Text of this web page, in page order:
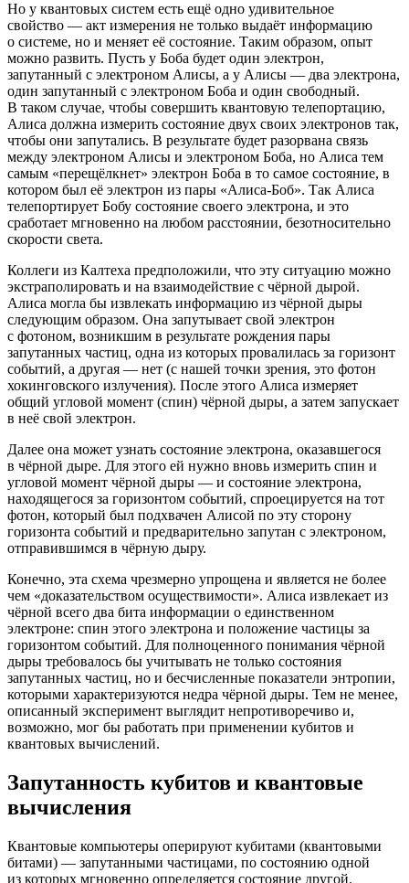
Но у квантовых систем есть ещё одно удивительное
свойство — акт измерения не только выдаёт информацию
о системе, но и меняет её состояние. Таким образом, опыт
можно развить. Пусть у Боба будет один электрон,
запутанный с электроном Алисы, а у Алисы — два электрона,
один запутанный с электроном Боба и один свободный.
В таком случае, чтобы совершить квантовую телепортацию,
Алиса должна измерить состояние двух своих электронов так,
чтобы они запутались. В результате будет разорвана связь
между электроном Алисы и электроном Боба, но Алиса тем
самым «перещёлкнет» электрон Боба в то самое состояние, в
котором был её электрон из пары «Алиса-Боб». Так Алиса
телепортирует Бобу состояние своего электрона, и это
сработает мгновенно на любом расстоянии, безотносительно
скорости света.
Коллеги из Калтеха предположили, что эту ситуацию можно
экстраполировать и на взаимодействие с чёрной дырой.
Алиса могла бы извлекать информацию из чёрной дыры
следующим образом. Она запутывает свой электрон
с фотоном, возникшим в результате рождения пары
запутанных частиц, одна из которых провалилась за горизонт
событий, а другая — нет (с нашей точки зрения, это фотон
хокинговского излучения). После этого Алиса измеряет
общий угловой момент (спин) чёрной дыры, а затем запускает
в неё свой электрон.
Далее она может узнать состояние электрона, оказавшегося
в чёрной дыре. Для этого ей нужно вновь измерить спин и
угловой момент чёрной дыры — и состояние электрона,
находящегося за горизонтом событий, спроецируется на тот
фотон, который был подхвачен Алисой по эту сторону
горизонта событий и предварительно запутан с электроном,
отправившимся в чёрную дыру.
Конечно, эта схема чрезмерно упрощена и является не более
чем «доказательством осуществимости». Алиса извлекает из
чёрной всего два бита информации о единственном
электроне: спин этого электрона и положение частицы за
горизонтом событий. Для полноценного понимания чёрной
дыры требовалось бы учитывать не только состояния
запутанных частиц, но и бесчисленные показатели энтропии,
которыми характеризуются недра чёрной дыры. Тем не менее,
описанный эксперимент выглядит непротиворечиво и,
возможно, мог бы работать при применении кубитов и
квантовых вычислений.
Запутанность кубитов и квантовые
вычисления
Квантовые компьютеры оперируют кубитами (квантовыми
битами) — запутанными частицами, по состоянию одной
из которых мгновенно определяется состояние другой.